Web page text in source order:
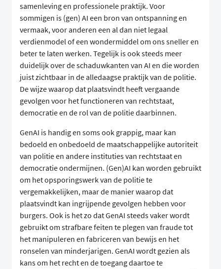
samenleving en professionele praktijk. Voor
sommigen is (gen) AI een bron van ontspanning en
vermaak, voor anderen een al dan niet legaal
verdienmodel of een wondermiddel om ons sneller en
beter te laten werken. Tegelijk is ook steeds meer
duidelijk over de schaduwkanten van AI en die worden
juist zichtbaar in de alledaagse praktijk van de politie.
De wijze waarop dat plaatsvindt heeft vergaande
gevolgen voor het functioneren van rechtstaat,
democratie en de rol van de politie daarbinnen.
GenAI is handig en soms ook grappig, maar kan
bedoeld en onbedoeld de maatschappelijke autoriteit
van politie en andere instituties van rechtstaat en
democratie ondermijnen. (Gen)AI kan worden gebruikt
om het opsporingswerk van de politie te
vergemakkelijken, maar de manier waarop dat
plaatsvindt kan ingrijpende gevolgen hebben voor
burgers. Ook is het zo dat GenAI steeds vaker wordt
gebruikt om strafbare feiten te plegen van fraude tot
het manipuleren en fabriceren van bewijs en het
ronselen van minderjarigen. GenAI wordt gezien als
kans om het recht en de toegang daartoe te